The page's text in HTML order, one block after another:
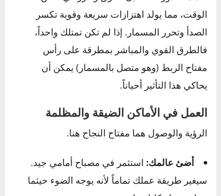
ببساطة مقبض طويل جداً يمنحك قوة هائلة (عزم
دوران) لتطبيقها على المسمار بأقل مجهود منك.
إنها أفضل بكثير من محاولة استخدام أنبوب
معدني على مفتاح ربط عادي (وهو أمر خطير).
التقنية:طبق القوة بشكل ثابت وتدريجي، لا
تستخدم حركات عنيفة ومفاجئة.
الخطوة الرابعة – الصدمة والاهتزاز:
الأداة: مفتاح الصدم الهوائي أو الكهربائي. هذه
الأداة لا تدور فقط، بل تطرق وتدور في نفس
الوقت، مما يولد اهتزازات سريعة وقوية تكسر